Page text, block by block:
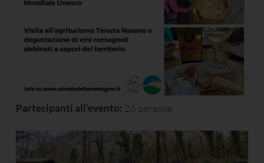
Partecipanti all’evento: 26 persone